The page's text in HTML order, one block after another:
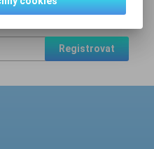
informováni o novinkách,
Registrovat